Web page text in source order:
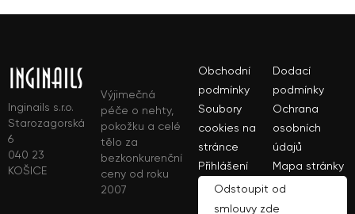
Inginails s.r.o.
Starozagorská
6
040 23
KOŠICE
Výjimečná
péče o nehty,
pokožku a celé
tělo za
bezkonkurenční
ceny od roku
2007
Obchodní
podmínky
Dodací
podmínky
Soubory
cookies na
stránce
Ochrana
osobních
údajů
Přihlášení
Mapa stránky
Odstoupit od
smlouvy zde